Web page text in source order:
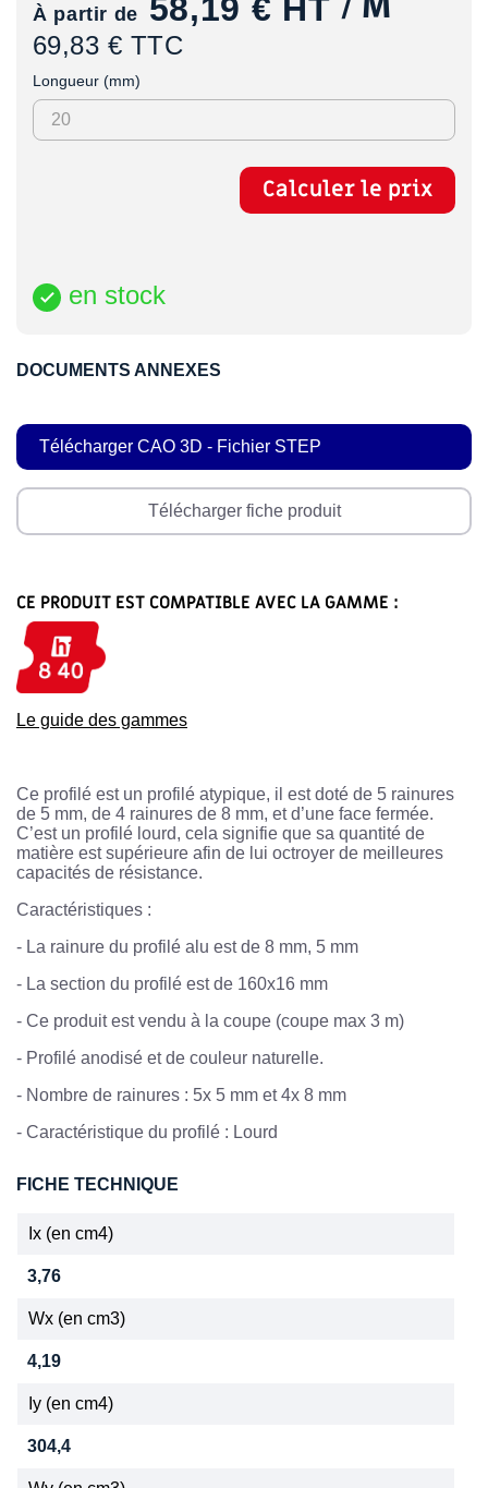
À partir de 58,19 € HT / M
69,83 € TTC
Longueur (mm)
Calculer le prix
 en stock
DOCUMENTS ANNEXES
Télécharger CAO 3D - Fichier STEP
Télécharger fiche produit
CE PRODUIT EST COMPATIBLE AVEC LA GAMME :
Le guide des gammes
Ce profilé est un profilé atypique, il est doté de 5 rainures
de 5 mm, de 4 rainures de 8 mm, et d’une face fermée.
C’est un profilé lourd, cela signifie que sa quantité de
matière est supérieure afin de lui octroyer de meilleures
capacités de résistance.
Caractéristiques :
- La rainure du profilé alu est de 8 mm, 5 mm
- La section du profilé est de 160x16 mm
- Ce produit est vendu à la coupe (coupe max 3 m)
- Profilé anodisé et de couleur naturelle.
- Nombre de rainures : 5x 5 mm et 4x 8 mm
- Caractéristique du profilé : Lourd
FICHE TECHNIQUE
Ix (en cm4)
3,76
Wx (en cm3)
4,19
Iy (en cm4)
304,4